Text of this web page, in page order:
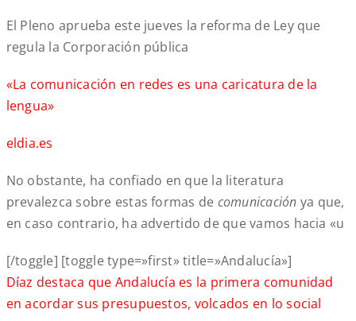
El Pleno aprueba este jueves la reforma de Ley que
regula la Corporación pública
«La comunicación en redes es una caricatura de la
lengua»
eldia.es
No obstante, ha confiado en que la literatura
prevalezca sobre estas formas de comunicación ya que,
en caso contrario, ha advertido de que vamos hacia «u
[/toggle] [toggle type=»first» title=»Andalucía»]
Díaz destaca que Andalucía es la primera comunidad
en acordar sus presupuestos, volcados en lo social